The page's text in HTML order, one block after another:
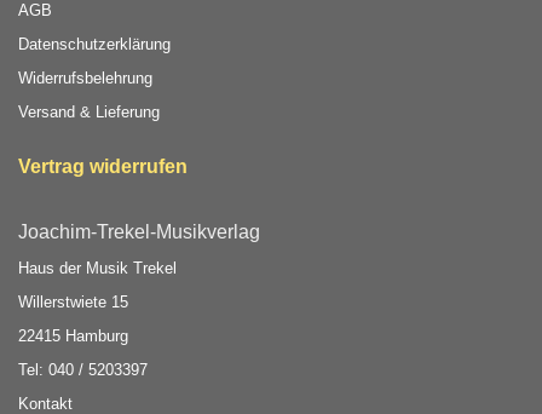
AGB
Datenschutzerklärung
Widerrufsbelehrung
Versand & Lieferung
Vertrag widerrufen
Joachim-Trekel-Musikverlag
Haus der Musik Trekel
Willerstwiete 15
22415 Hamburg
Tel: 040 / 5203397
Kontakt